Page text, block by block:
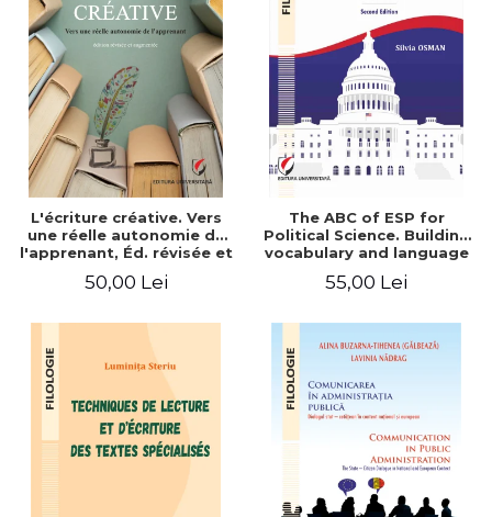
L'écriture créative. Vers
une réelle autonomie de
l'apprenant, Éd. révisée et
50,00 Lei
The ABC of ESP for
Political Science. Building
vocabulary and language
55,00 Lei